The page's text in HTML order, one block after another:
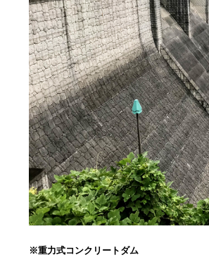
※重力式コンクリートダム